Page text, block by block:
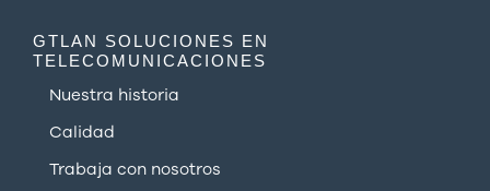
GTLAN SOLUCIONES EN
TELECOMUNICACIONES
Nuestra historia
Calidad
Trabaja con nosotros